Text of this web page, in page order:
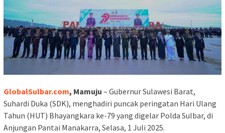
GlobalSulbar.com, Mamuju – Gubernur Sulawesi Barat,
Suhardi Duka (SDK), menghadiri puncak peringatan Hari Ulang
Tahun (HUT) Bhayangkara ke-79 yang digelar Polda Sulbar, di
Anjungan Pantai Manakarra, Selasa, 1 Juli 2025.